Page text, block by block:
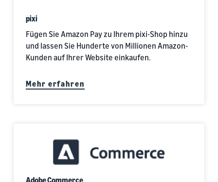
pixi
Fügen Sie Amazon Pay zu Ihrem pixi-Shop hinzu
und lassen Sie Hunderte von Millionen Amazon-
Kunden auf Ihrer Website einkaufen.
Mehr erfahren